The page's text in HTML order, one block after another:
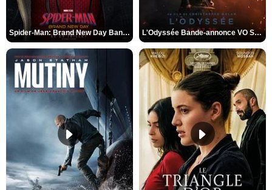
Spider-Man: Brand New Day Bande-annonce VO STFR L'Odyssée Bande-annonce VO STFR